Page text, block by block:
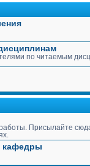
по читаемым
Присылайте
кафедры